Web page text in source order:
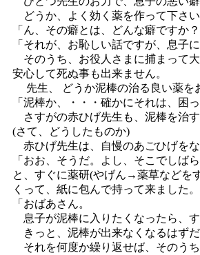
どうか、よく効く薬を作って下さい
「ん、その癖とは、どんな癖ですか？
「それが、お恥しい話ですが、息子
そのうち、お役人さまに捕まって
安心して死ぬ事も出来ません。
先生、 どうか泥棒の治る良い薬を
「泥棒か、・・・確かにそれは、困っ
さすがの赤ひげ先生も、泥棒を治す
(さて、どうしたものか)
赤ひげ先生は、自慢のあごひげを
「おお、そうだ。よし、そこでしば
と、すぐに薬研(やげん→薬草などを
くって、紙に包んで持って来ました。
「おばあさん。
息子が泥棒に入りたくなったら、す
きっと、泥棒が出来なくなるはずだ
それを何度か繰り返せば、そのうち